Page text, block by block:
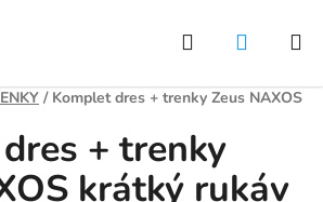
Hledat
/ Komplet dres + trenky Zeus NAXOS
+ trenky
krátký rukáv